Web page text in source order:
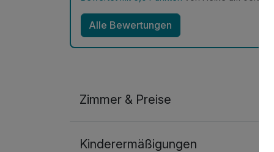
Alle Bewertungen
Zimmer & Preise
2 Erwachsene
Kinderermäßigungen